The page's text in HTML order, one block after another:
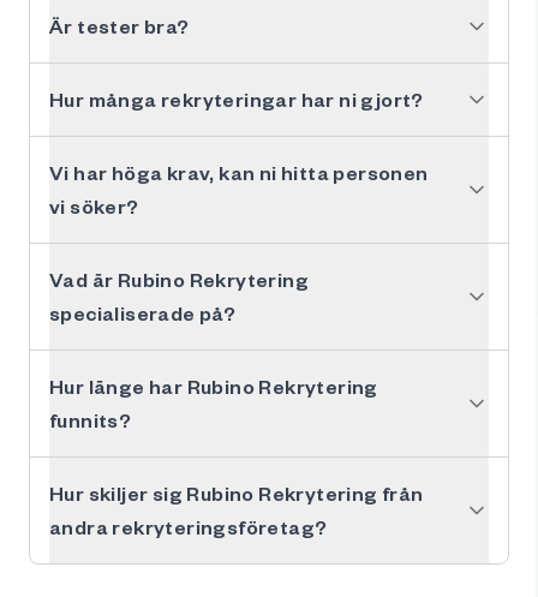
Är tester bra?
Hur många rekryteringar har ni gjort?
Vi har höga krav, kan ni hitta personen
vi söker?
Vad är Rubino Rekrytering
specialiserade på?
Hur länge har Rubino Rekrytering
funnits?
Hur skiljer sig Rubino Rekrytering från
andra rekryteringsföretag?